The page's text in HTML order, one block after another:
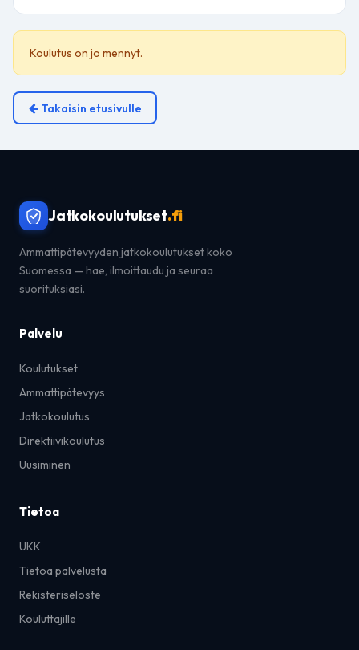
Koulutus on jo mennyt.
Takaisin etusivulle
Jatkokoulutukset.fi
Ammattipätevyyden jatkokoulutukset koko
Suomessa — hae, ilmoittaudu ja seuraa
suorituksiasi.
Palvelu
Koulutukset
Ammattipätevyys
Jatkokoulutus
Direktiivikoulutus
Uusiminen
Tietoa
UKK
Tietoa palvelusta
Rekisteriseloste
Kouluttajille